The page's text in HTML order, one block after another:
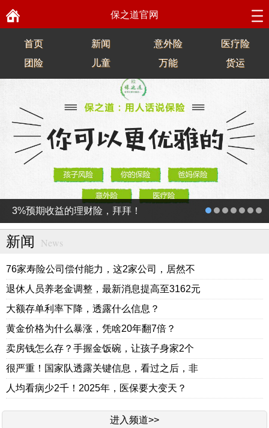
保之道官网
首页 新闻 意外险
医疗险
团险
儿童 万能 货运
3%预期收益的理财险，拜拜！
新闻 News
76家寿险公司偿付能力，这2家公司，居然不
退休人员养老金调整，最新消息提高至3162元
大额存单利率下降，透露什么信息？
黄金价格为什么暴涨，凭啥20年翻7倍？
卖房钱怎么存？手握金饭碗，让孩子身家2个
很严重！国家队透露关键信息，看过之后，非
人均看病少2千！2025年，医保要大变天？
进入频道>>